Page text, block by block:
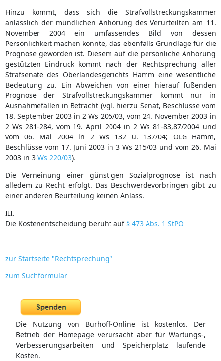
Hinzu kommt, dass sich die Strafvollstreckungskammer
anlässlich der mündlichen Anhörung des Verurteilten am 11.
November 2004 ein umfassendes Bild von dessen
Persönlichkeit machen konnte, das ebenfalls Grundlage für die
Prognose geworden ist. Diesem auf die persönliche Anhörung
gestützten Eindruck kommt nach der Rechtsprechung aller
Strafsenate des Oberlandesgerichts Hamm eine wesentliche
Bedeutung zu. Ein Abweichen von einer hierauf fußenden
Prognose der Strafvollstreckungskammer kommt nur in
Ausnahmefällen in Betracht (vgl. hierzu Senat, Beschlüsse vom
18. September 2003 in 2 Ws 205/03, vom 24. November 2003 in
2 Ws 281-284, vom 19. April 2004 in 2 Ws 81-83,87/2004 und
vom 06. Mai 2004 in 2 Ws 132 u. 137/04; OLG Hamm,
Beschlüsse vom 17. Juni 2003 in 3 Ws 215/03 und vom 26. Mai
2003 in 3 Ws 220/03).
Die Verneinung einer günstigen Sozialprognose ist nach
alledem zu Recht erfolgt. Das Beschwerdevorbringen gibt zu
einer anderen Beurteilung keinen Anlass.
III.
Die Kostenentscheidung beruht auf § 473 Abs. 1 StPO.
zur Startseite "Rechtsprechung"
zum Suchformular
Die Nutzung von Burhoff-Online ist kostenlos. Der
Betrieb der Homepage verursacht aber für Wartungs-,
Verbesserungsarbeiten und Speicherplatz laufende
Kosten.